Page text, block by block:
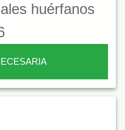
huérfanos